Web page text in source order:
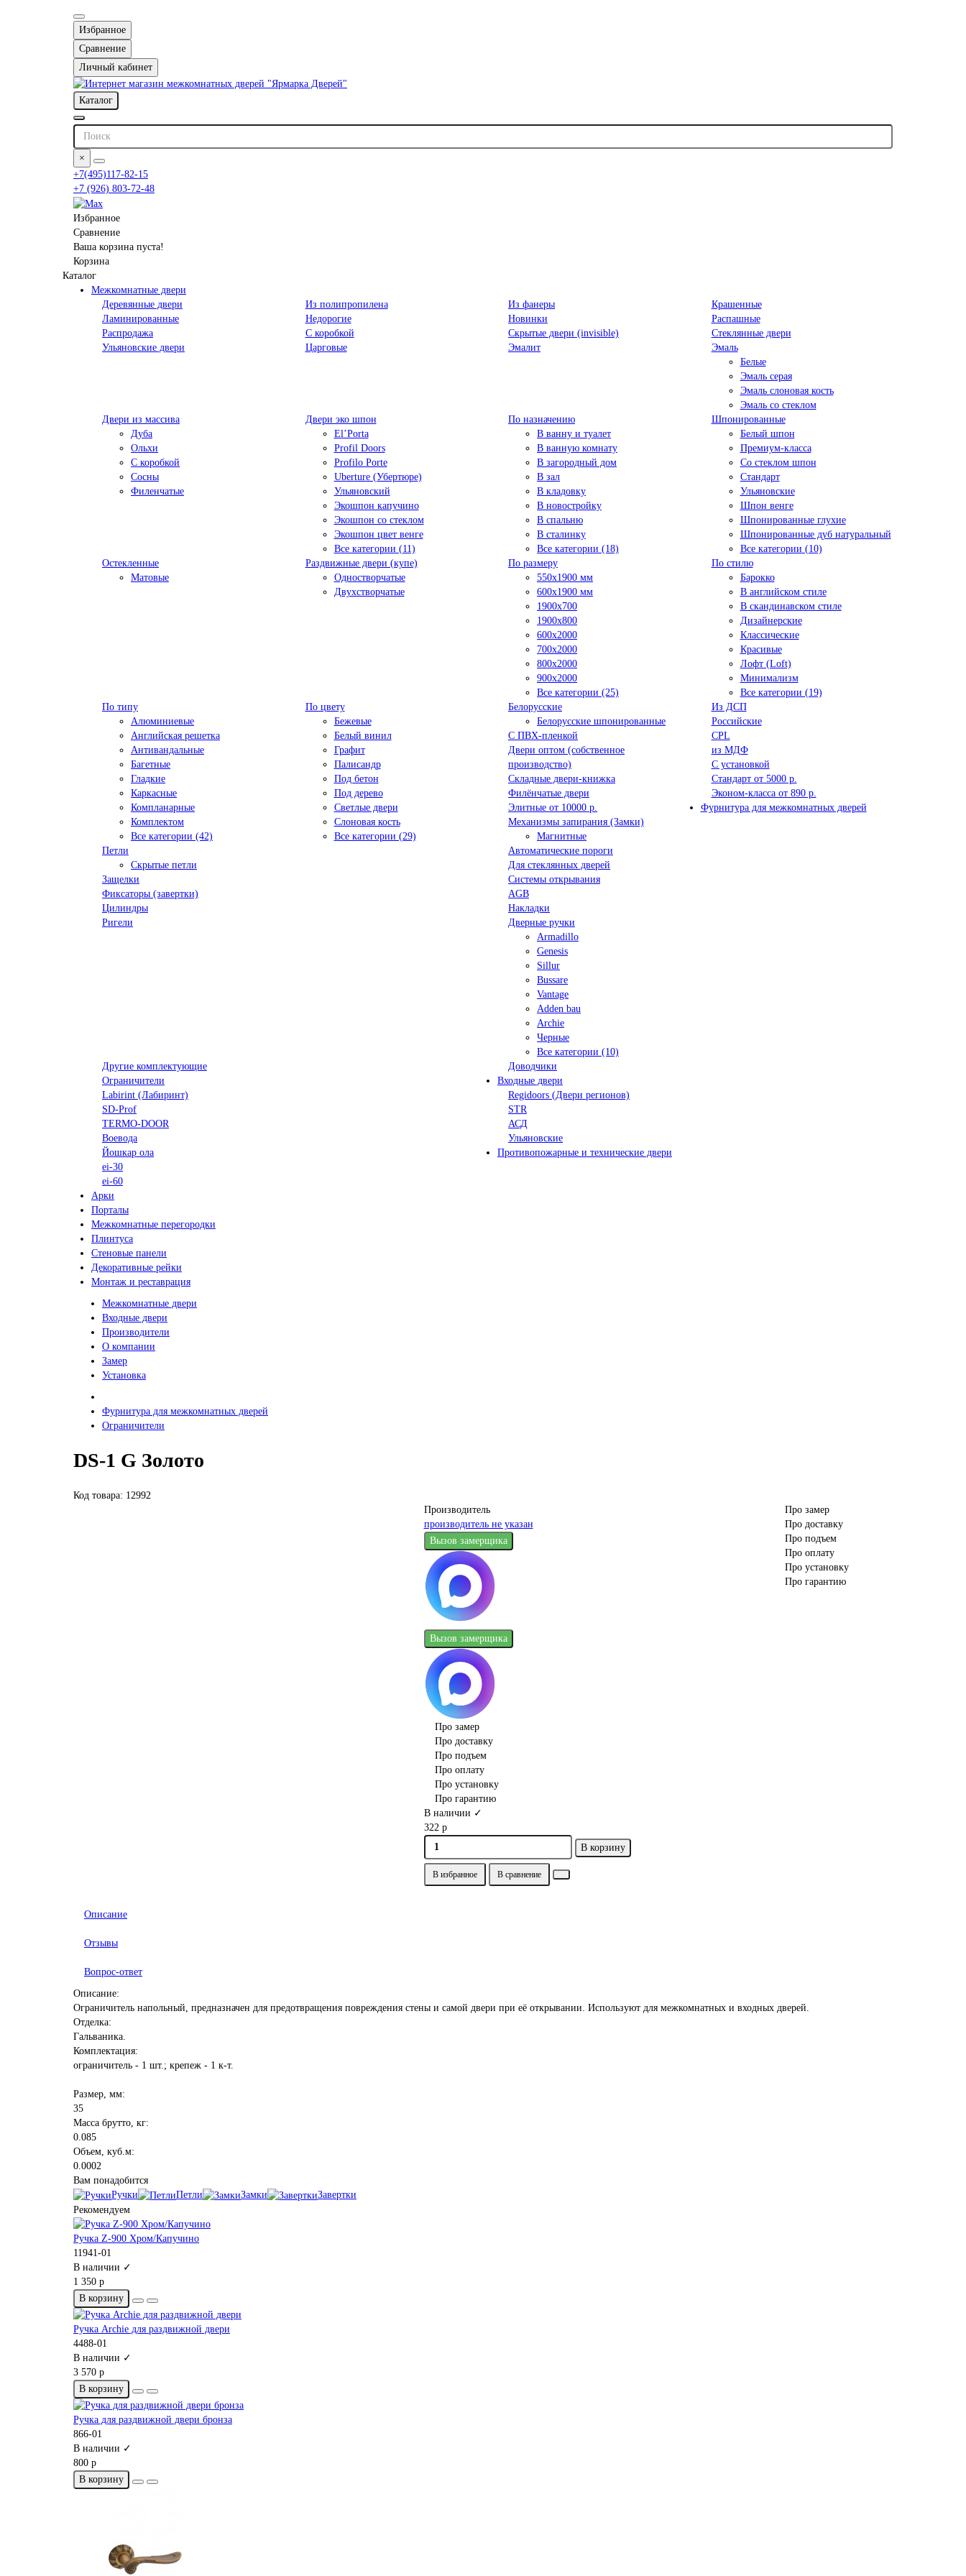
Избранное
Сравнение
Личный кабинет
Каталог
×
+7(495)117-82-15
+7 (926) 803-72-48
Избранное
Сравнение
Ваша корзина пуста!
Корзина
Каталог
Межкомнатные двери
Деревянные двери
Из полипропилена Из фанеры
Крашенные
Ламинированные
Недорогие Новинки
Распашные
Распродажа
С коробкой Скрытые двери (invisible)
Стеклянные двери
Ульяновские двери
Царговые Эмалит
Эмаль
Белые
Эмаль серая
Эмаль слоновая кость
Эмаль со стеклом
Двери из массива
Дуба
Ольхи
С коробкой
Сосны
Филенчатые
Двери эко шпон
El’Porta
Profil Doors
Profilo Porte
Uberture (Убертюре)
Ульяновский
Экошпон капучино
Экошпон со стеклом
Экошпон цвет венге
Все категории (11)
По назначению
В ванну и туалет
В ванную комнату
В загородный дом
В зал
В кладовку
В новостройку
В спальню
В сталинку
Все категории (18)
Шпонированные
Белый шпон
Премиум-класса
Со стеклом шпон
Стандарт
Ульяновские
Шпон венге
Шпонированные глухие
Шпонированные дуб натуральный
Все категории (10)
Остекленные
Матовые
Раздвижные двери (купе)
Одностворчатые
Двухстворчатые
По размеру
550x1900 мм
600x1900 мм
1900х700
1900х800
600x2000
700x2000
800x2000
900x2000
Все категории (25)
По стилю
Барокко
В английском стиле
В скандинавском стиле
Дизайнерские
Классические
Красивые
Лофт (Loft)
Минимализм
Все категории (19)
По типу
Алюминиевые
Английская решетка
Антивандальные
Багетные
Гладкие
Каркасные
Компланарные
Комплектом
Все категории (42)
По цвету
Бежевые
Белый винил
Графит
Палисандр
Под бетон
Под дерево
Светлые двери
Слоновая кость
Все категории (29)
Белорусские
Белорусские шпонированные
Из ДСП
Российские
C ПВХ-пленкой
CPL
Двери оптом (собственное
производство)
из МДФ
С установкой
Складные двери-книжка
Стандарт от 5000 р.
Филёнчатые двери
Эконом-класса от 890 р.
Элитные от 10000 р.
Фурнитура для межкомнатных дверей
Механизмы запирания (Замки)
Магнитные
Петли
Скрытые петли
Автоматические пороги
Для стеклянных дверей
Защелки
Системы открывания
Фиксаторы (завертки)
AGB
Цилиндры
Накладки
Ригели
Дверные ручки
Armadillo
Genesis
Sillur
Bussare
Vantage
Adden bau
Archie
Черные
Все категории (10)
Другие комплектующие
Доводчики
Ограничители
Входные двери
Labirint (Лабиринт)
Regidoors (Двери регионов)
SD-Prof
STR
TERMO-DOOR
АСД
Воевода
Ульяновские
Йошкар ола
Противопожарные и технические двери
ei-30
ei-60
Арки
Порталы
Межкомнатные перегородки
Плинтуса
Стеновые панели
Декоративные рейки
Монтаж и реставрация
Межкомнатные двери
Входные двери
Производители
О компании
Замер
Установка
Фурнитура для межкомнатных дверей
Ограничители
DS-1 G Золото
Код товара: 12992
Производитель
производитель не указан
Вызов замерщика
Вызов замерщика
Про замер
Про доставку
Про подъем
Про оплату
Про установку
Про гарантию
В наличии ✓
322 р
В корзину
В избранное В сравнение
Про замер
Про доставку
Про подъем
Про оплату
Про установку
Про гарантию
Описание
Отзывы
Вопрос-ответ
Описание:
Ограничитель напольный, предназначен для предотвращения повреждения стены и самой двери при её открывании. Используют для межкомнатных и входных дверей.
Отделка:
Гальваника.
Комплектация:
ограничитель - 1 шт.; крепеж - 1 к-т.
Размер, мм:
35
Масса брутто, кг:
0.085
Объем, куб.м:
0.0002
Вам понадобится
Ручки
Петли Замки
Завертки
Рекомендуем
Ручка Z-900 Хром/Капучино
11941-01
В наличии ✓
1 350 р
В корзину
Ручка Archie для раздвижной двери
4488-01
В наличии ✓
3 570 р
В корзину
Ручка для раздвижной двери бронза
866-01
В наличии ✓
800 р
В корзину